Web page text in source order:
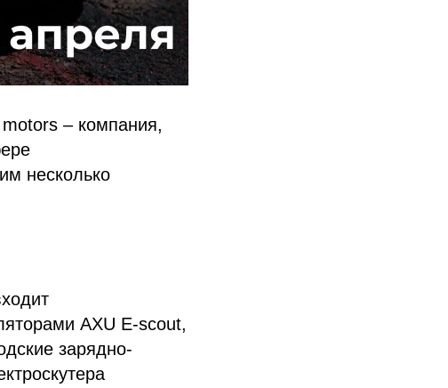
– компания,
несколько
AXU E-scout,
зарядно-